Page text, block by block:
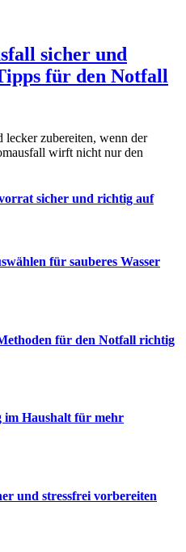
sicher und
für den Notfall
lecker zubereiten, wenn der
wirft nicht nur den
sicher und richtig auf
für sauberes Wasser
für den Notfall richtig
im Haushalt für mehr
und stressfrei vorbereiten